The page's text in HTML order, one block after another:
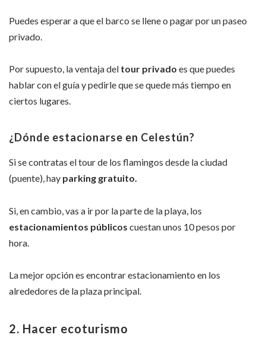
Puedes esperar a que el barco se llene o pagar por un paseo
privado.
Por supuesto, la ventaja del tour privado es que puedes
hablar con el guía y pedirle que se quede más tiempo en
ciertos lugares.
¿Dónde estacionarse en Celestún?
Si se contratas el tour de los flamingos desde la ciudad
(puente), hay parking gratuito.
Si, en cambio, vas a ir por la parte de la playa, los
estacionamientos públicos cuestan unos 10 pesos por
hora.
La mejor opción es encontrar estacionamiento en los
alrededores de la plaza principal.
2. Hacer ecoturismo